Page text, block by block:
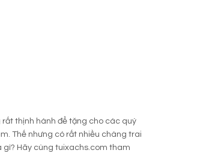
thịnh hành để tặng cho các quý
Thế nhưng có rất nhiều chàng trai
Hãy cùng tuixachs.com tham